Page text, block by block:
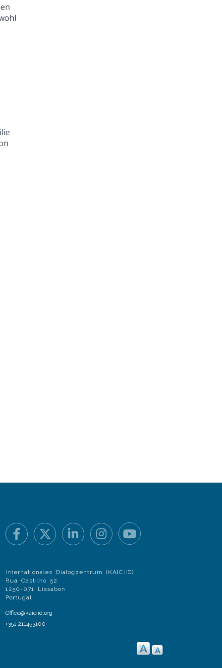
Internationales Dialogzentrum (KAICIID)
Rua Castilho 52
1250-071 Lissabon
Portugal
Office@kaiciid.org
+351 211453100